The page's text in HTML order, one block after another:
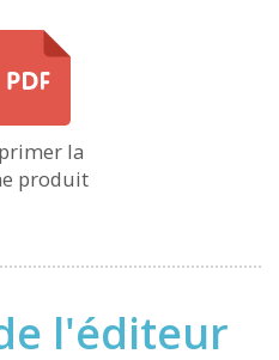
la
produit
l'éditeur